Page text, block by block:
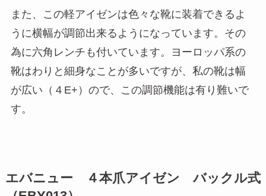
また、この軽アイゼンは色々な靴に装着できるよ
うに横幅が調節出来るようになっています。その
為に六角レンチも付いています。ヨーロッパ系の
靴はわりと細身なことが多いですが、私の靴は幅
が広い（４E+）ので、この調節機能は有り難いで
す。
エバニュー ４本爪アイゼン バックル式